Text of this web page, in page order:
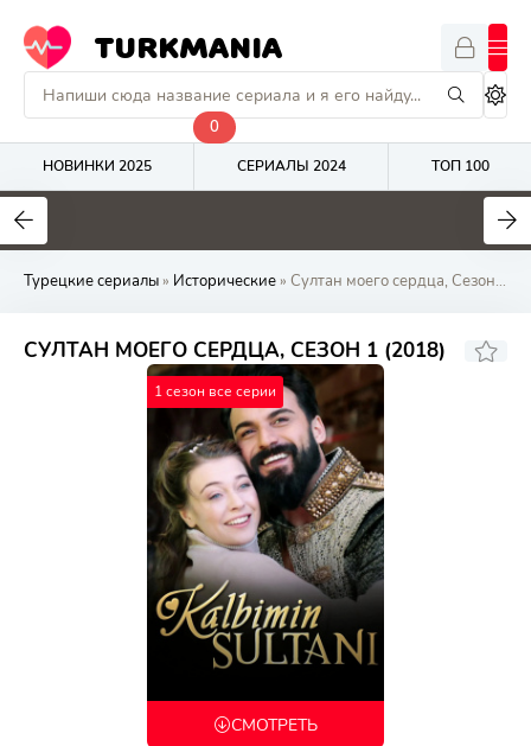
TURKMANIA
НОВИНКИ 2025
0
СЕРИАЛЫ 2024 ТОП 100
9
Турецкие сериалы» Исторические» Султан моего сердца, Сезон 1 (2018) онлайн
СУЛТАН МОЕГО СЕРДЦА, СЕЗОН 1 (2018)
1 сезон все серии
СМОТРЕТЬ